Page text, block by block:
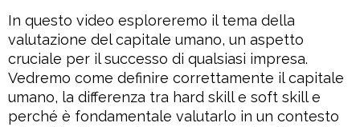
In questo video esploreremo il tema della
valutazione del capitale umano, un aspetto
cruciale per il successo di qualsiasi impresa.
Vedremo come definire correttamente il capitale
umano, la differenza tra hard skill e soft skill e
perché è fondamentale valutarlo in un contesto